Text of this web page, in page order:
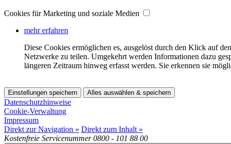
Cookies für Marketing und soziale Medien
mehr erfahren
Diese Cookies ermöglichen es, ausgelöst durch den Klick auf
Netzwerke zu teilen. Umgekehrt werden Informationen dazu
längeren Zeitraum hinweg erfasst werden. Sie erkennen sie
Einstellungen speichern Alles auswählen & speichern
Datenschutzhinweise
Cookie-Verwaltung
Impressum
Direkt zur Navigation » Direkt zum Inhalt »
Kostenfreie Servicenummer0800 - 101 88 00